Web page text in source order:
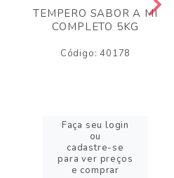
TEMPERO SABOR A MI
COMPLETO 5KG
Código: 40178
Faça seu login
ou
cadastre-se
para ver preços
e comprar